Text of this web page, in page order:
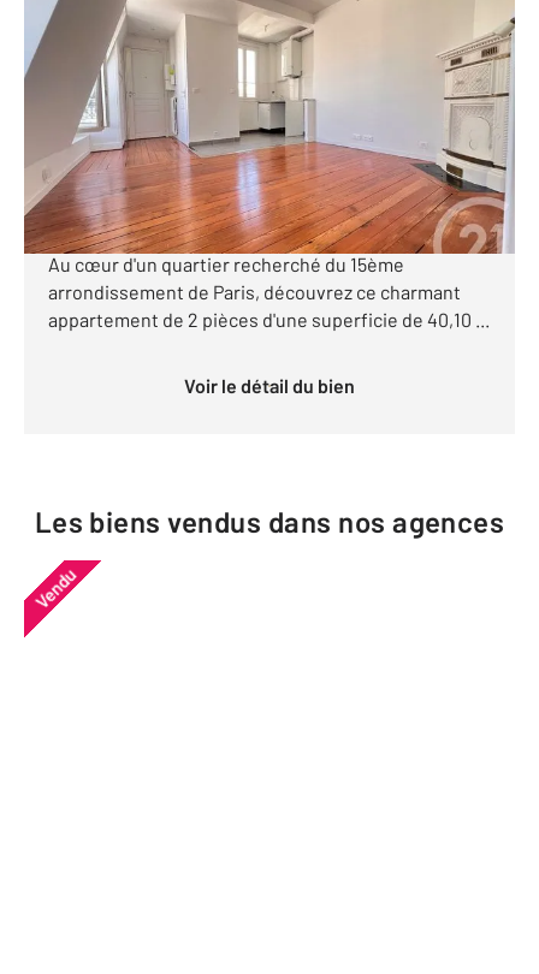
PARIS 75015
2, 2 pièces
Ref : 33790
Appartement à vendre
439 095 €
PARIS 15ÈME CHARME DE L'ANCIEN 2 PIÈCES AU
6ÈME ET DERNIER ÉTAGE VUE DÉGAGÉE LUMINEUX
Au cœur d'un quartier recherché du 15ème
arrondissement de Paris, découvrez ce charmant
appartement de 2 pièces d'une superficie de 40,10 ...
Voir le détail du bien
Les biens vendus dans nos agences
Vendu